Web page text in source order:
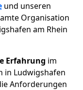
und unseren
Organisation
am Rhein
Erfahrung im
in Ludwigshafen
Anforderungen